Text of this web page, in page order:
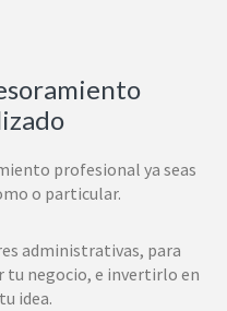
profesional ya seas
o particular.
administrativas, para
tu negocio, e invertirlo en
idea.